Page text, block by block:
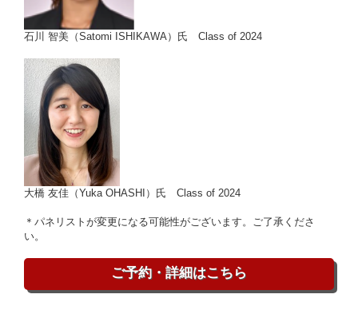
石川 智美（Satomi ISHIKAWA）氏 Class of 2024
大橋 友佳（Yuka OHASHI）氏 Class of 2024
＊パネリストが変更になる可能性がございます。ご了承くださ
い。
ご予約・詳細はこちら